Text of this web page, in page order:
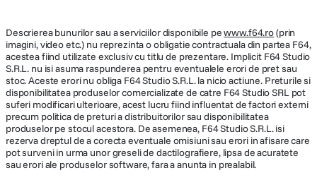
Descrierea bunurilor sau a serviciilor disponibile pewww.f64.ro(prin
imagini, video etc.) nu reprezinta o obligatie contractuala din partea F64,
acestea fiind utilizate exclusiv cu titlu de prezentare. Implicit F64 Studio
S.R.L. nu isi asuma raspunderea pentru eventualele erori de pret sau
stoc. Aceste erori nu obliga F64 Studio S.R.L. la nicio actiune. Preturile si
disponibilitatea produselor comercializate de catre F64 Studio SRL pot
suferi modificari ulterioare, acest lucru fiind influentat de factori externi
precum politica de preturi a distribuitorilor sau disponibilitatea
produselor pe stocul acestora. De asemenea, F64 Studio S.R.L. isi
rezerva dreptul de a corecta eventuale omisiuni sau erori in afisare care
pot surveni in urma unor greseli de dactilografiere, lipsa de acuratete
sau erori ale produselor software, fara a anunta in prealabil.